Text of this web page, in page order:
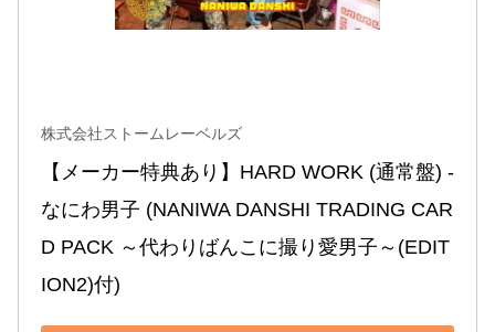
株式会社ストームレーベルズ
【メーカー特典あり】HARD WORK (通常盤) -
なにわ男子 (NANIWA DANSHI TRADING CAR
D PACK ～代わりばんこに撮り愛男子～(EDIT
ION2)付)